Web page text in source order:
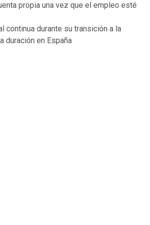
propia una vez que el empleo esté
continua durante su transición a la
duración en España